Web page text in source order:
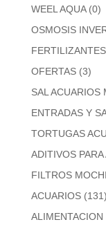
WEEL AQUA (0)
OSMOSIS
OFERTAS (3)
SAL ACUARIOS
ENTRADAS Y
TORTUGAS
ADITIVOS
FILTROS
ACUARIOS (131)
ALIMENTACION